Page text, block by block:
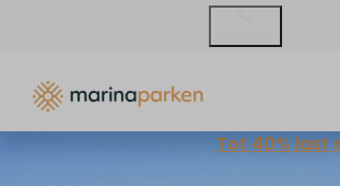
Tot 40% last